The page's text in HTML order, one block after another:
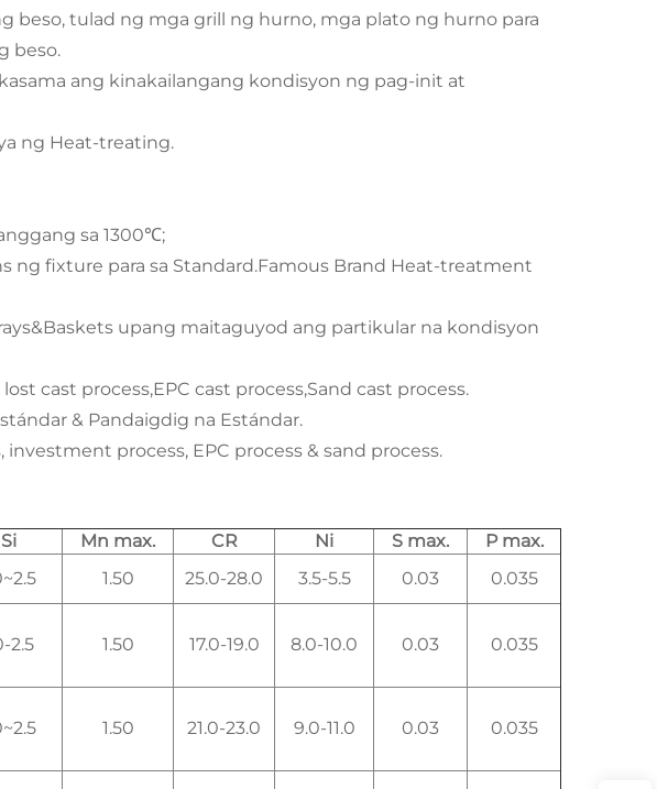
beso, tulad ng mga grill ng hurno, mga plato ng hurno para
beso.
ang kinakailangang kondisyon ng pag-init at
ng Heat-treating.
sa 1300℃;
ng fixture para sa Standard.Famous Brand Heat-treatment
upang maitaguyod ang partikular na kondisyon
cast process,EPC cast process,Sand cast process.
& Pandaigdig na Estándar.
process, EPC process & sand process.
Si Mn max. CR Ni S max.
P max.
1.50 25.0-28.0 3.5-5.5 0.03 0.035
2.5 1.50 17.0-19.0 8.0-10.0 0.03 0.035
1.50 21.0-23.0 9.0-11.0 0.03 0.035